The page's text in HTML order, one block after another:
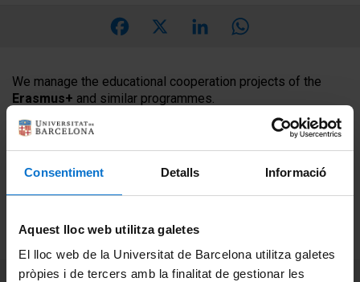
Consentiment Detalls Informació
Aquest lloc web utilitza galetes
El lloc web de la Universitat de Barcelona utilitza galetes
pròpies i de tercers amb la finalitat de gestionar les
Facebook LinkedIn
We manage the educational cooperation projects of the
Erasmus+ and similar programmes.
We manage or support the activities derived from the
We provide information and support in the reception of
with the Foreign Office.